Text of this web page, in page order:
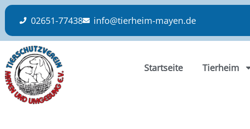
content
02651-77438 info@tierheim-mayen.de
Startseite Tierheim